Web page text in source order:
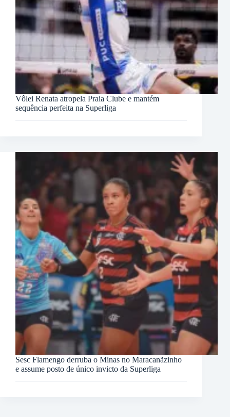
Vôlei Renata atropela Praia Clube e mantém
sequência perfeita na Superliga
Sesc Flamengo derruba o Minas no Maracanãzinho
e assume posto de único invicto da Superliga